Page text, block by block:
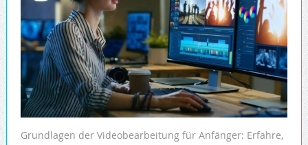
Grundlagen der Videobearbeitung für Anfänger: Erfahre,